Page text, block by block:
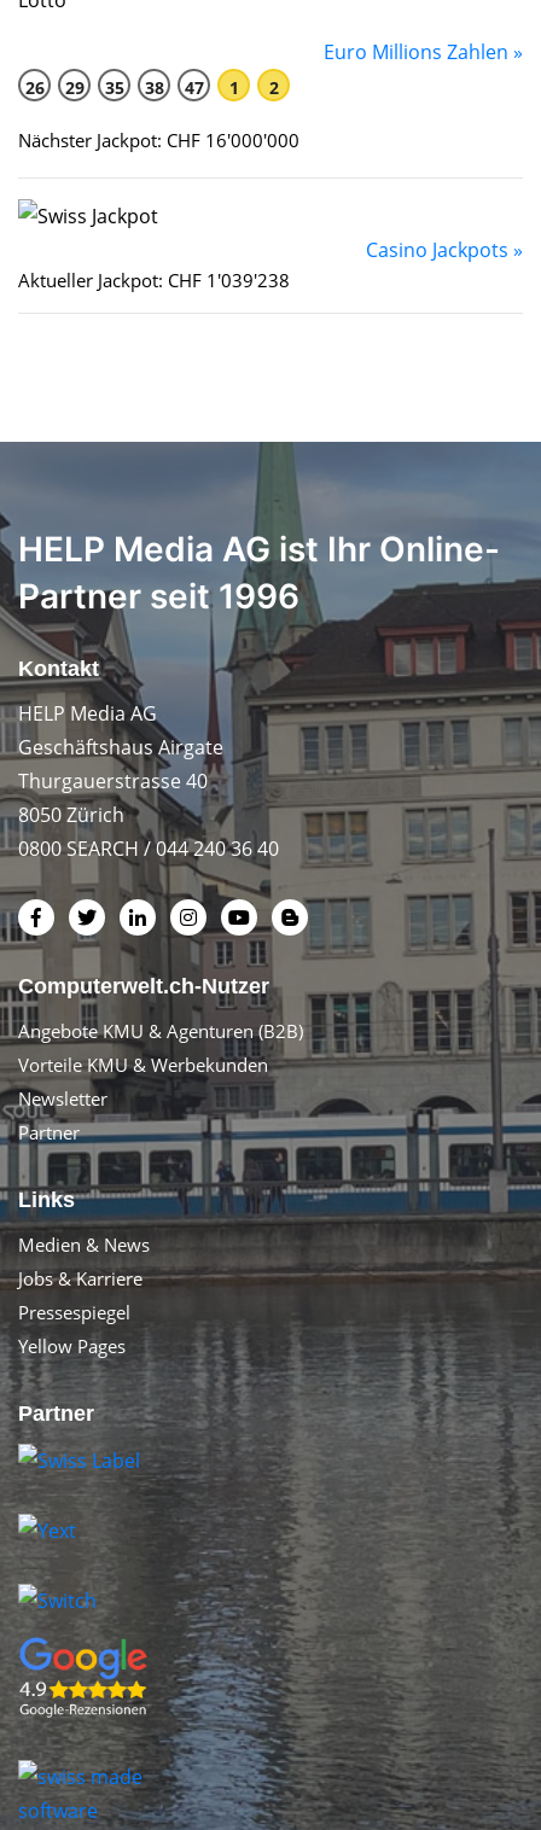
Euro Millions Zahlen »
26 29 35 38 47 1 2
Nächster Jackpot: CHF 16'000'000
Casino Jackpots »
Aktueller Jackpot: CHF 1'039'238
HELP Media AG ist Ihr Online-
Partner seit 1996
Kontakt
HELP Media AG
Geschäftshaus Airgate
Thurgauerstrasse 40
8050 Zürich
0800 SEARCH / 044 240 36 40
Computerwelt.ch-Nutzer
Angebote KMU & Agenturen (B2B)
Vorteile KMU & Werbekunden
Newsletter
Partner
Links
Medien & News
Jobs & Karriere
Pressespiegel
Yellow Pages
Partner